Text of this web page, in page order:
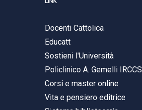
Docenti Cattolica
Educatt
Sostieni l'Università
Policlinico A. Gemelli IRCCS
Corsi e master online
Vita e pensiero editrice